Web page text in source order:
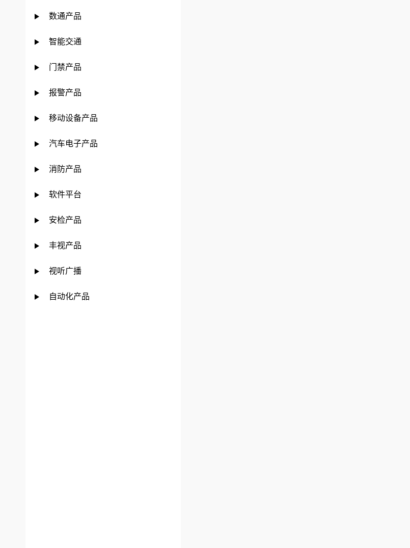
数通产品
智能交通
门禁产品
报警产品
移动设备产品
汽车电子产品
消防产品
软件平台
安检产品
丰视产品
视听广播
自动化产品